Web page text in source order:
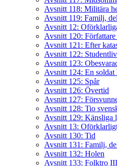
Avsnitt 118: Militära
Avsnitt 119: Familj,
Avsnitt 12:
Avsnitt 120: Författare
Avsnitt 121: Efter
Avsnitt 122: Studentliv
Avsnitt 123:
Avsnitt 124: En soldat
Avsnitt 125: Spår
Avsnitt 126: Övertid
Avsnitt 127:
Avsnitt 128: Tio
Avsnitt 129: Känsliga
Avsnitt 13:
Avsnitt 130: Tid
Avsnitt 131: Familj,
Avsnitt 132: Holen
Avsnitt 133: Folktro III